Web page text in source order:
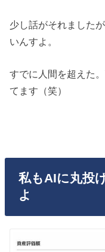
少し話がそれました
いんすよ。
すでに人間を超えた
てます（笑）
私もAIに丸投
よ